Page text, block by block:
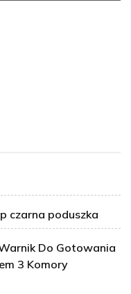
czarna poduszka
Do Gotowania
3 Komory